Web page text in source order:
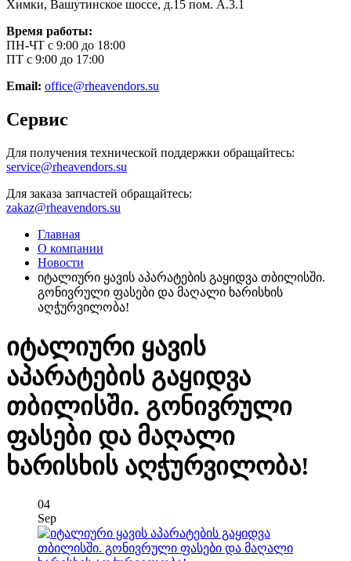
Химки, Вашутинское шоссе, д.15 пом. А.3.1
Время работы:
ПН-ЧТ с 9:00 до 18:00
ПТ с 9:00 до 17:00
Email: office@rheavendors.su
Сервис
Для получения технической поддержки обращайтесь:
service@rheavendors.su
Для заказа запчастей обращайтесь:
zakaz@rheavendors.su
Главная
О компании
Новости
იტალიური ყავის აპარატების გაყიდვა თბილისში.
გონივრული ფასები და მაღალი ხარისხის
აღჭურვილობა!
იტალიური ყავის
აპარატების გაყიდვა
თბილისში. გონივრული
ფასები და მაღალი
ხარისხის აღჭურვილობა!
04
Sep